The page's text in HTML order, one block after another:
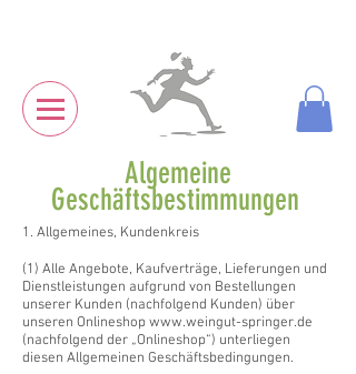
Algemeine
Geschäftsbestimmungen
1. Allgemeines, Kundenkreis
(1) Alle Angebote, Kaufverträge, Lieferungen und
Dienstleistungen aufgrund von Bestellungen
unserer Kunden (nachfolgend Kunden) über
unseren Onlineshop www.weingut-springer.de
(nachfolgend der „Onlineshop“) unterliegen
diesen Allgemeinen Geschäftsbedingungen.